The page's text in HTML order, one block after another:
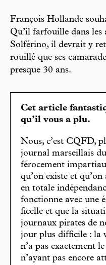
François Hollande
Qu’il farfouille dans les
Solférino, il devrait y
rouillé que ses
presque 30 ans.
Cet article
qu’il vous a plu.
Nous, c’est CQFD,
journal marseillais
férocement
qu’on existe et
en totale
fonctionne avec une
ficelle et que la
journaux pirates de
jour plus difficile : la
n’a pas exactement
n’ayant pas encore